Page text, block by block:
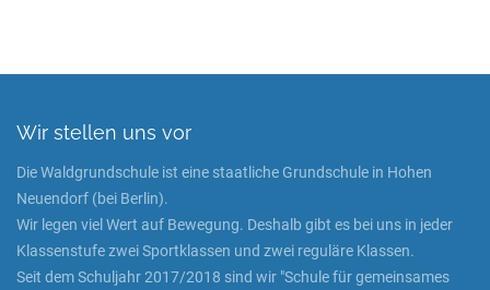
Wir stellen uns vor
Die Waldgrundschule ist eine staatliche Grundschule in Hohen
Neuendorf (bei Berlin).
Wir legen viel Wert auf Bewegung. Deshalb gibt es bei uns in jeder
Klassenstufe zwei Sportklassen und zwei reguläre Klassen.
Seit dem Schuljahr 2017/2018 sind wir "Schule für gemeinsames